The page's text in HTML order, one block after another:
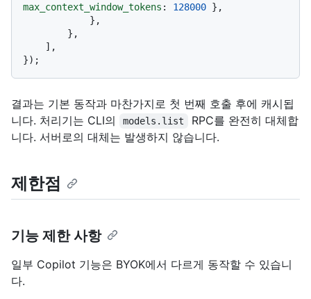
max_context_window_tokens : 128000 },
결과는 기본 동작과 마찬가지로 첫 번째 호출 후에 캐시됩
니다. 처리기는 CLI의
models.list
RPC를 완전히 대체합
니다. 서버로의 대체는 발생하지 않습니다.
제한점
기능 제한 사항
일부 Copilot 기능은 BYOK에서 다르게 동작할 수 있습니
다.